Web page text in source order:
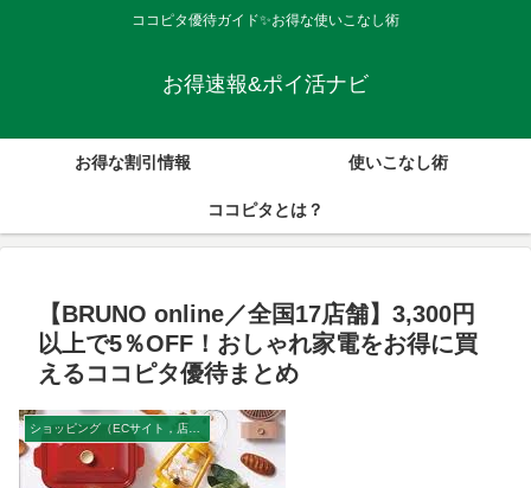
ココピタ優待ガイド✨お得な使いこなし術
お得速報&ポイ活ナビ
お得な割引情報 使いこなし術
ココピタとは？
【BRUNO online／全国17店舗】3,300円
以上で5％OFF！おしゃれ家電をお得に買
えるココピタ優待まとめ
ショッピング（ECサイト，店舗）